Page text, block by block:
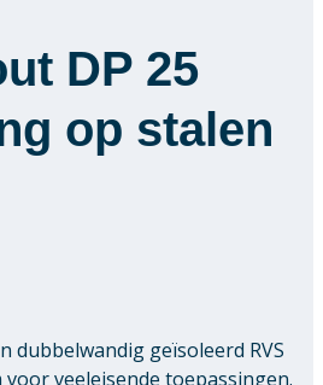
DP 25
op stalen
dubbelwandig geïsoleerd RVS
veeleisende toepassingen.